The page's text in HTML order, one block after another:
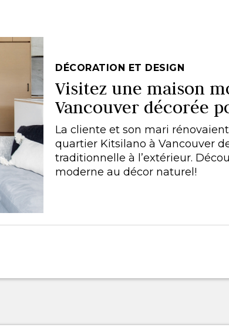
DÉCORATION ET DESIGN
Visitez une maison
Vancouver décorée
La cliente et son mari
quartier Kitsilano à Vancouver
traditionnelle à l’extérieur.
moderne au décor naturel!